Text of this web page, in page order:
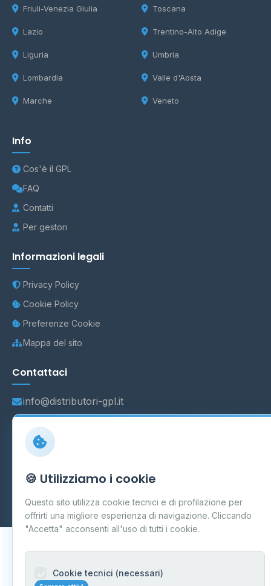
Friuli-Venezia Giulia
Lazio
Liguria
Lombardia
Marche
Toscana
Trentino-Alto Adige
Umbria
Valle d'Aosta
Veneto
Info
Cos'è il GPL
FAQ
Contatti
Per gestori
Informazioni legali
Privacy Policy
Cookie Policy
Preferenze Cookie
Mappa del sito
Contattaci
info@distributori-gpl.it
Carpi P.IVA 03859300364
Dati forniti da Ministero delle Imprese e del Made in Italy
Aggiornamento quotidiano
🍪 Utilizziamo i cookie
Questo sito utilizza cookie tecnici e di profilazione per
offrirti una migliore esperienza di navigazione. Cliccando
"Accetta" acconsenti all'uso di tutti i cookie.
Cookie tecnici (necessari)